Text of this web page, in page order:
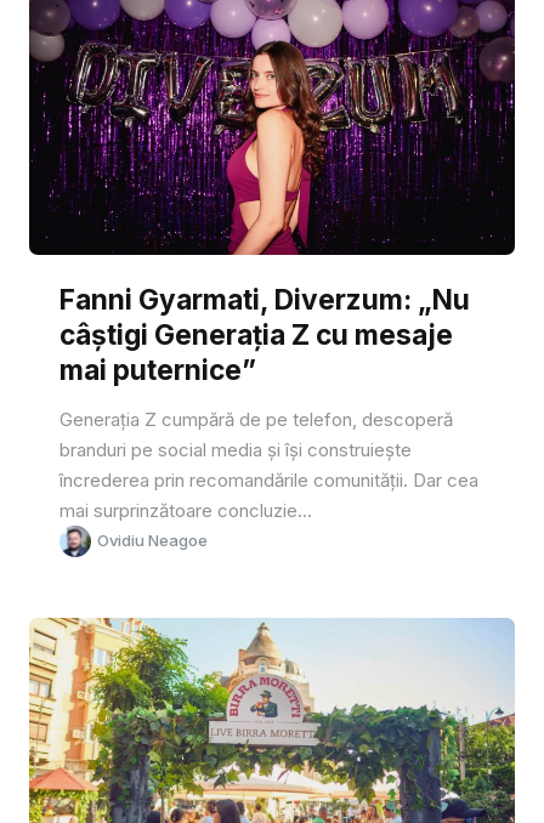
Fanni Gyarmati, Diverzum: „Nu
câștigi Generația Z cu mesaje
mai puternice”
Generația Z cumpără de pe telefon, descoperă
branduri pe social media și își construiește
încrederea prin recomandările comunității. Dar cea
mai surprinzătoare concluzie...
Ovidiu Neagoe